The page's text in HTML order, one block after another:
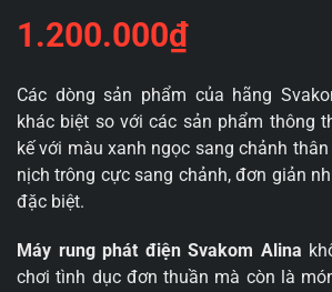
1.200.000₫
Các dòng sản phẩm của hãng
khác biệt so với các sản phẩm thông
kế với màu xanh ngọc sang chảnh
nịch trông cực sang chảnh, đơn giản
đặc biệt.
Máy rung phát điện Svakom Alina
chơi tình dục đơn thuần mà còn là